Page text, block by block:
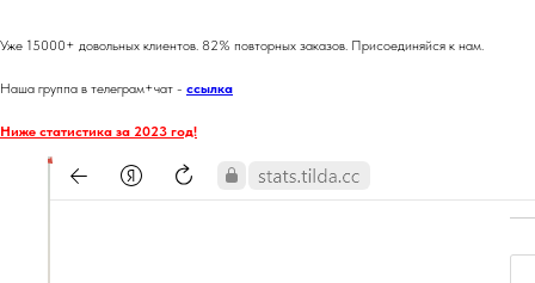
Уже 15000+ довольных клиентов. 82% повторных заказов. Присоединяйся к нам.
Наша группа в телеграм+чат - ссылка
Ниже статистика за 2023 год!